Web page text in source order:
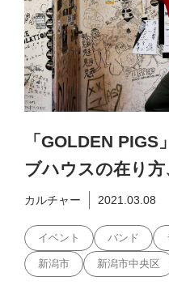
「GOLDEN
ブハウスの在り方
カルチャー 2021.03.08
イベント バンド
新潟市 新潟市中央区